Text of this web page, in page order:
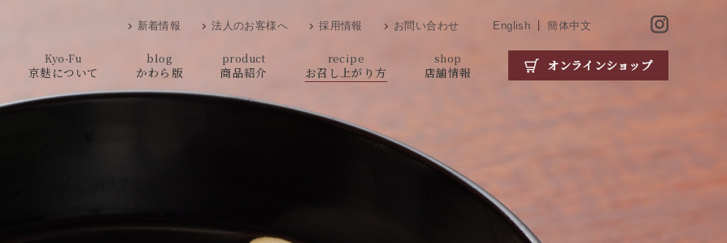
新着情報 法人のお客様へ 採用情報 お問い合わせ English 簡体中文
Kyo-Fu
京麸について
blog
かわら版
product
商品紹介
recipe
お召し上がり方
shop
店舗情報 オンラインショップ